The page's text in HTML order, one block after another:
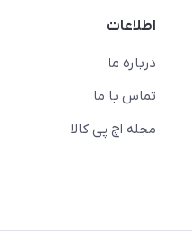
اطلاعات
درباره ما
تماس با ما
مجله اچ پی کالا